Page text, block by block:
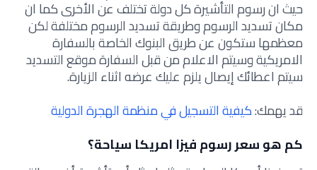
حيث ان رسوم التأشيرة كل دولة تختلف عن الأخرى كما ان
مكان تسديد الرسوم وطريقة تسديد الرسوم مختلفة لكن
معظمها ستكون عن طريق البنوك الخاصة بالسفارة
الامريكية وسيتم الاعلام من قبل السفارة موقع التسديد
سيتم اعطائك إيصال يلزم عليك عرضه اثناء الزيارة.
قد يهمك:كيفية التسجيل في منظمة الهجرة الدولية
كم هو سعر رسوم فيزا امريكا سياحة؟